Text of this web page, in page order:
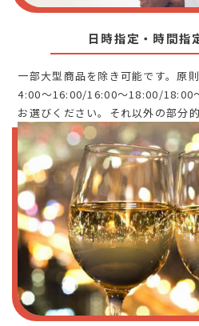
日時指定・時間指
一部大型商品を除き可能です。原
4:00～16:00/16:00～18:00/18:00
お選びください。それ以外の部分